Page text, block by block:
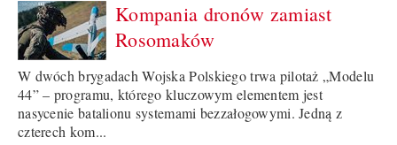
Kompania dronów zamiast
Rosomaków
W dwóch brygadach Wojska Polskiego trwa pilotaż „Modelu
44” – programu, którego kluczowym elementem jest
nasycenie batalionu systemami bezzałogowymi. Jedną z
czterech kom...